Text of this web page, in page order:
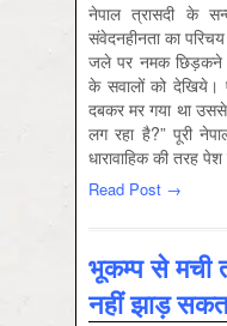
नेपाल त्रासदी के
संवेदनहीनता का
जले पर नमक छिड़कने
के सवालों को देखिये।
दबकर मर गया था उससे
लग रहा है?” पूरी
धारावाहिक की तरह
Read Post →
भूकम्प से मची
नहीं झाड़